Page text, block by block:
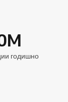
M
годишно